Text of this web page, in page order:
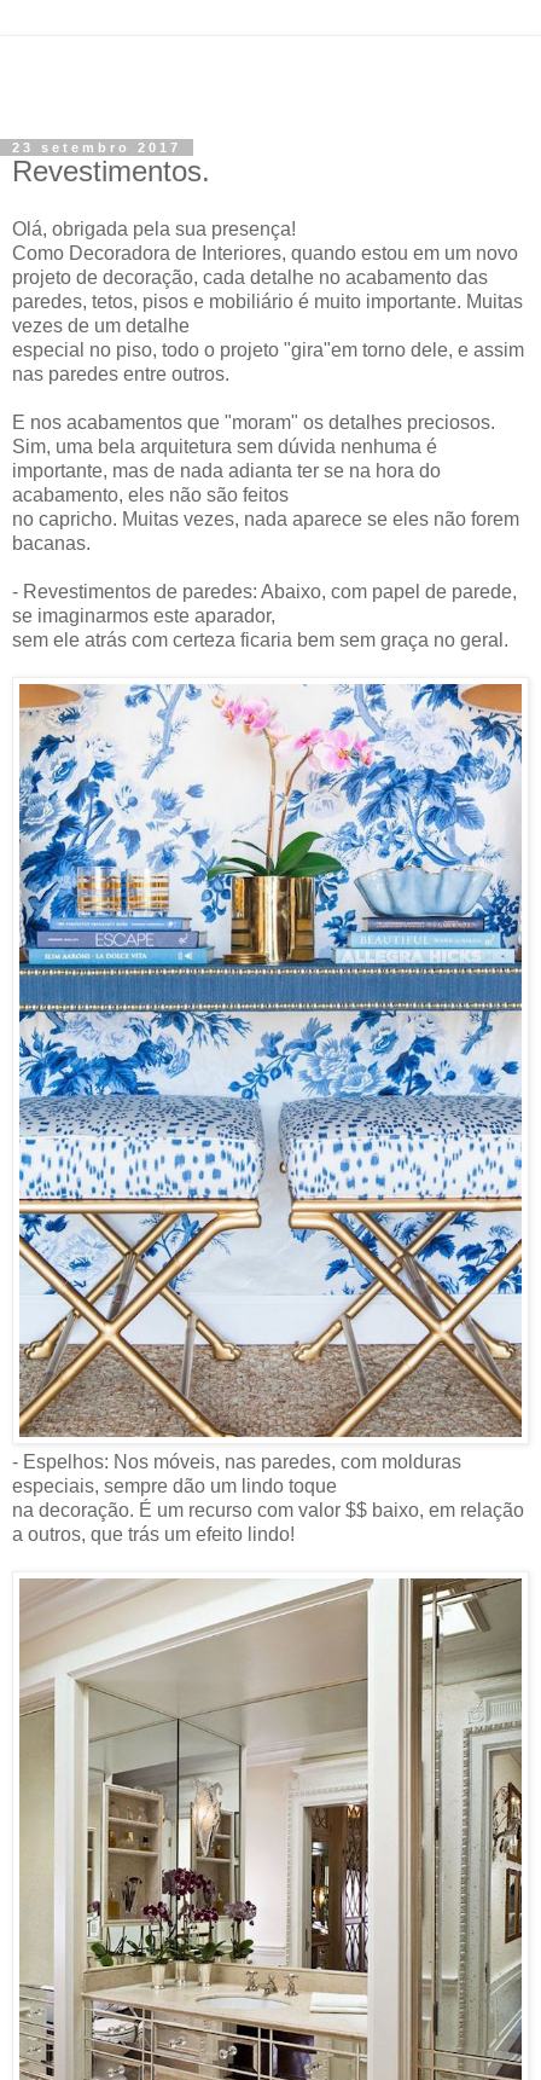
23 setembro 2017
Revestimentos.
Olá, obrigada pela sua presença!
Como Decoradora de Interiores, quando estou em um novo
projeto de decoração, cada detalhe no acabamento das
paredes, tetos, pisos e mobiliário é muito importante. Muitas
vezes de um detalhe
especial no piso, todo o projeto "gira"em torno dele, e assim
nas paredes entre outros.
E nos acabamentos que "moram" os detalhes preciosos.
Sim, uma bela arquitetura sem dúvida nenhuma é
importante, mas de nada adianta ter se na hora do
acabamento, eles não são feitos
no capricho. Muitas vezes, nada aparece se eles não forem
bacanas.
- Revestimentos de paredes: Abaixo, com papel de parede,
se imaginarmos este aparador,
sem ele atrás com certeza ficaria bem sem graça no geral.
- Espelhos: Nos móveis, nas paredes, com molduras
especiais, sempre dão um lindo toque
na decoração. É um recurso com valor $$ baixo, em relação
a outros, que trás um efeito lindo!